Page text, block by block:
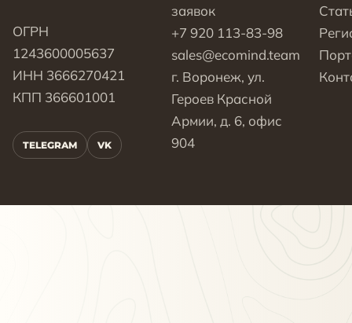
ОГРН
1243600005637
ИНН 3666270421
КПП 366601001
TELEGRAM VK
заявок
+7 920 113-83-98
sales@ecomind.team
г. Воронеж, ул.
Героев Красной
Армии, д. 6, офис
904